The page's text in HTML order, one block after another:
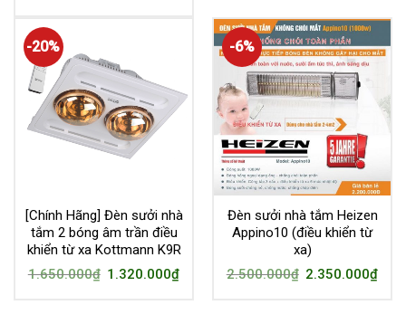
-20%
[Chính Hãng] Đèn sưởi nhà
tắm 2 bóng âm trần điều
khiển từ xa Kottmann K9R
1.650.000₫ 1.320.000₫
-6%
Đèn sưởi nhà tắm Heizen
Appino10 (điều khiển từ
xa)
2.500.000₫ 2.350.000₫